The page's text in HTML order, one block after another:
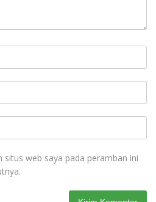
situs web saya pada peramban ini